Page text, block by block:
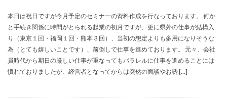
本日は祝日ですが今月予定のセミナーの資料作成を行なっております。 何か
と手続き関係に時間がとられる起業の初月ですが、更に県外の仕事が結構入
り（東京１回・福岡１回・熊本３回）、当初の想定よりも多用になりそうな
為（とても嬉しいことです）、前倒しで仕事を進めております。 元々、会社
員時代から期日の厳しい仕事が重なってもパラレルに仕事を進めることには
慣れておりましたが、経営者となってからは突然の面談やお誘 […]